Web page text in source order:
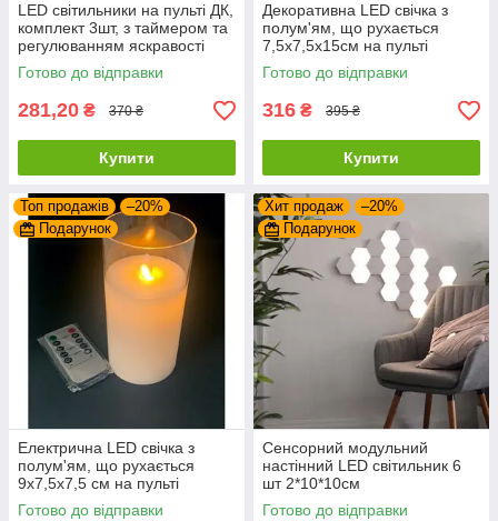
LED світильники на пульті ДК,
комплект 3шт, з таймером та
регулюванням яскравості
(Лампи на пульті керування)
Готово до відправки
281,20 ₴ 370 ₴
Купити
Декоративна LED свічка з
полум'ям, що рухається
7,5х7,5х15см на пульті
управління
Готово до відправки
316 ₴ 395 ₴
Купити
Топ продажів
–20%
Подарунок
Електрична LED свічка з
полум'ям, що рухається
9х7,5х7,5 см на пульті
управління
Готово до відправки
Хит продаж
–20%
Подарунок
Сенсорний модульний
настінний LED світильник 6
шт 2*10*10см
Готово до відправки